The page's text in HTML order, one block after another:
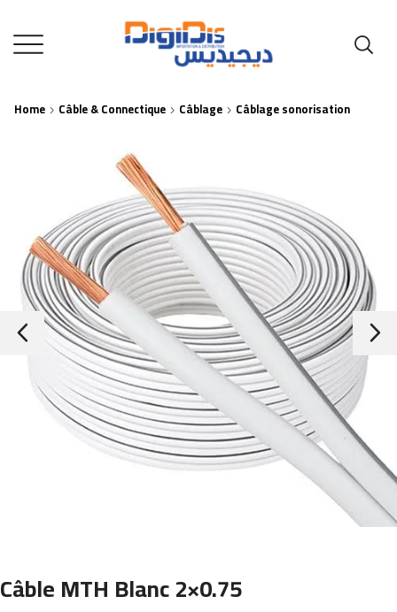
Home Câble & Connectique Câblage Câblage sonorisation
Câble MTH Blanc 2×0.75